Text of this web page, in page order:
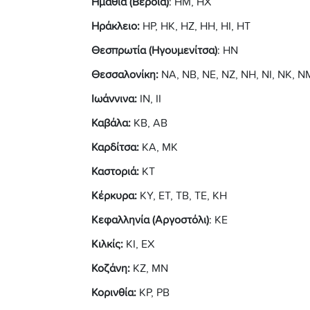
Ηράκλειο: ΗΡ, ΗΚ, ΗΖ, ΗΗ, ΗΙ, ΗΤ
Θεσπρωτία (Ηγουμενίτσα): ΗΝ
Θεσσαλονίκη: ΝΑ, ΝΒ, ΝΕ, ΝΖ, ΝΗ, ΝΙ, ΝΚ,
Ιωάννινα: ΙΝ, ΙΙ
Καβάλα: ΚΒ, ΑΒ
Καρδίτσα: ΚΑ, ΜΚ
Καστοριά: ΚΤ
Κέρκυρα: ΚΥ, ΕΤ, ΤΒ, ΤΕ, ΚΗ
Κεφαλληνία (Αργοστόλι): ΚΕ
Κιλκίς: ΚΙ, ΕΧ
Κοζάνη: ΚΖ, ΜΝ
Κορινθία: ΚΡ, ΡΒ